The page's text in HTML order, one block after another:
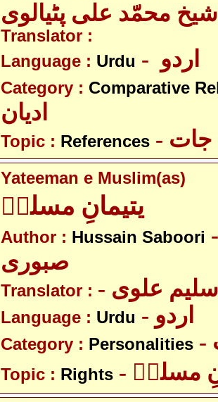
شیخ محمّد علی پٹیالوی
Translator :
Language : Urdu
Category : Comparative
ادیان
Topic : References جات
Yateeman e Muslim(as)
یتیمانِ مسلمؑ
Author : Hussain Saboori
صبوری
Translator : سلیم علوی
Language : Urdu - اردو
Category : Personalities
Topic : Rights مسلمؑ